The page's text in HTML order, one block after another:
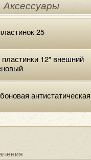
Аксессуары
25
12" внешний
антистатическая